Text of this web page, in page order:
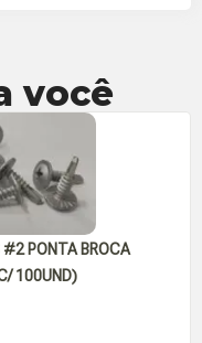
você
#2 PONTA BROCA
100UND)